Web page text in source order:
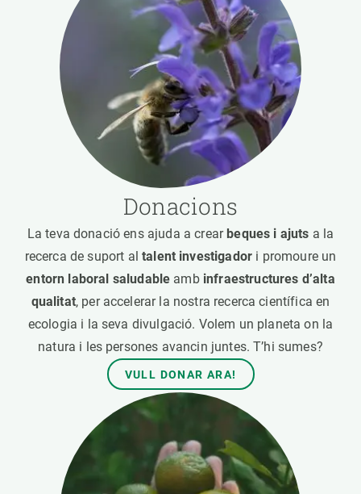
Donacions
La teva donació ens ajuda a crear beques i ajuts a la
recerca de suport al talent investigador i promoure un
entorn laboral saludable amb infraestructures d’alta
qualitat, per accelerar la nostra recerca científica en
ecologia i la seva divulgació. Volem un planeta on la
natura i les persones avancin juntes. T’hi sumes?
VULL DONAR ARA!